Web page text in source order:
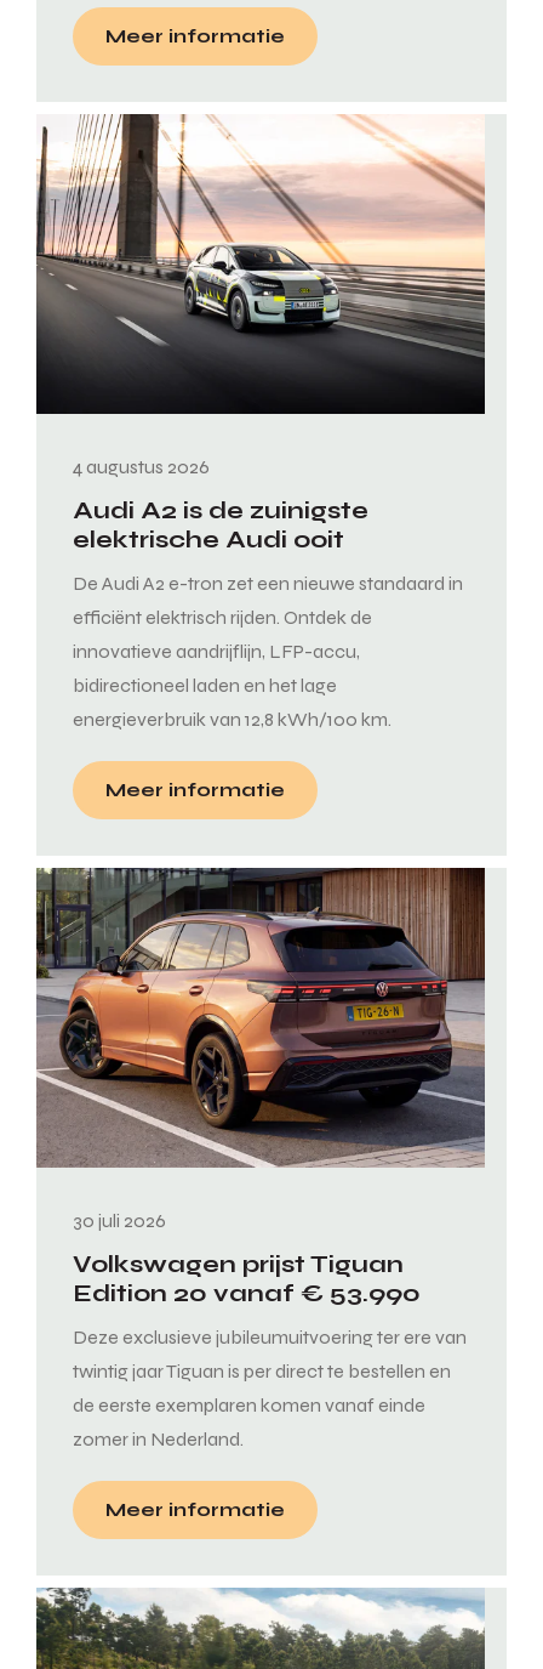
Meer informatie
4 augustus 2026
Audi A2 is de zuinigste
elektrische Audi ooit
De Audi A2 e-tron zet een nieuwe standaard in
efficiënt elektrisch rijden. Ontdek de
innovatieve aandrijflijn, LFP-accu,
bidirectioneel laden en het lage
energieverbruik van 12,8 kWh/100 km.
Meer informatie
30 juli 2026
Volkswagen prijst Tiguan
Edition 20 vanaf € 53.990
Deze exclusieve jubileumuitvoering ter ere van
twintig jaar Tiguan is per direct te bestellen en
de eerste exemplaren komen vanaf einde
zomer in Nederland.
Meer informatie